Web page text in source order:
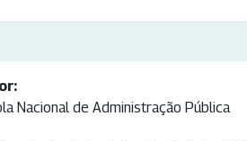
Nacional de Administração Pública